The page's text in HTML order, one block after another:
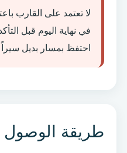
لا تعتمد على القارب
في نهاية اليوم قبل
احتفظ بمسار بديل سيراً
طريقة الوصول